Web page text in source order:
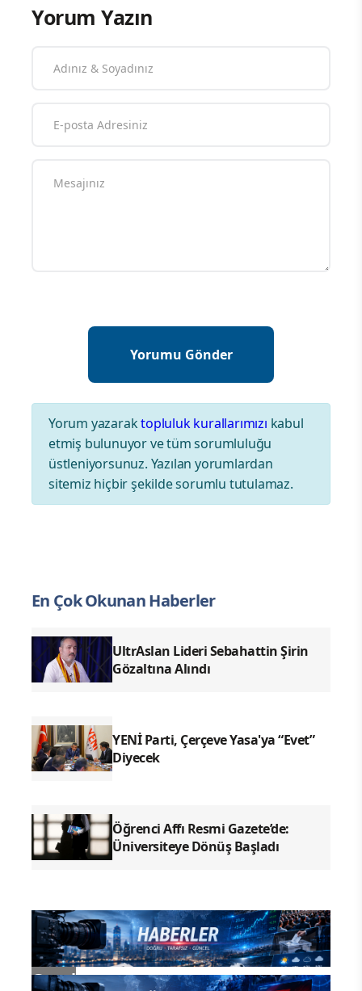
Yorum Yazın
Yorum yazaraktopluluk kurallarımızı kabul
etmiş bulunuyor ve tüm sorumluluğu
üstleniyorsunuz. Yazılan yorumlardan
sitemiz hiçbir şekilde sorumlu tutulamaz.
En Çok Okunan Haberler
UltrAslan Lideri Sebahattin Şirin
Gözaltına Alındı
YENİ Parti, Çerçeve Yasa'ya “Evet”
Diyecek
Öğrenci Affı Resmi Gazete’de:
Üniversiteye Dönüş Başladı
Genel